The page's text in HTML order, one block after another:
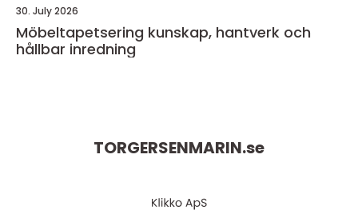
30. July 2026
Möbeltapetsering kunskap, hantverk och
hållbar inredning
TORGERSENMARIN.se